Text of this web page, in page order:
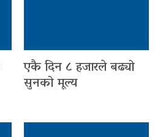
एकै दिन ८ हजारले बढ्यो
सुनको मूल्य